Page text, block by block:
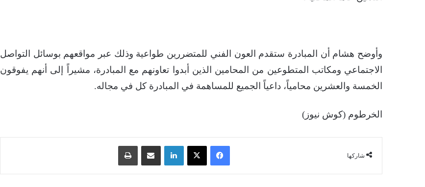
وأوضح هشام أن المبادرة ستقدم العون الفني للمتضررين طواعية وذلك عبر مواقعهم بوسائل التواصل
الاجتماعي ومكاتب المتطوعين من المحامين الذين أبدوا تعاونهم مع المبادرة، مشيراً إلى أنهم يفوقون
الخمسة والعشرين محامياً، داعياً الجميع للمساهمة في المبادرة كل في مجاله.
الخرطوم (كوش نيوز)
شاركها
فيسبوك ‫X لينكدإن مشاركة عبر البريد